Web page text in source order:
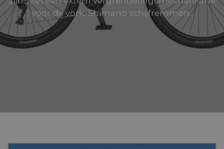
voor de vork, Shimano schijfremmen..